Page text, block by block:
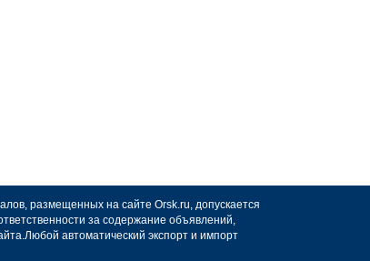
размещенных на сайте Orsk.ru, допускается
за содержание объявлений,
автоматический экспорт и импорт